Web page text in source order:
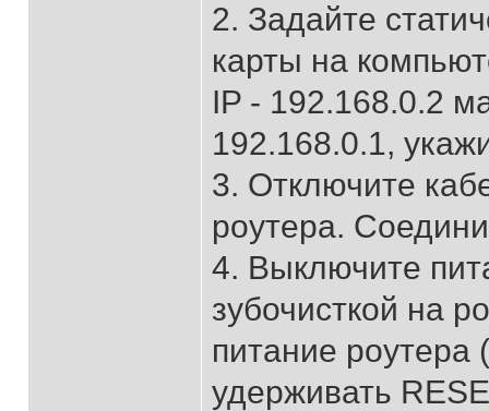
2. Задайте
карты на
IP - 192.168.0.2
192.168.0.1,
3. Отключите
роутера.
4. Выключите
зубочисткой на
питание роутера
удерживать